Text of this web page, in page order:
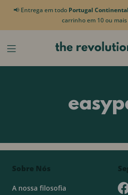
📢 Entrega em todo Portugal Continental
carrinho em 10 ou
Sobre Nós
A nossa filosofia